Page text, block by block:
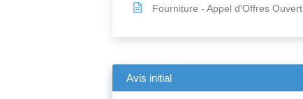
Fourniture - Appel d'Offres Ouvert
Avis initial